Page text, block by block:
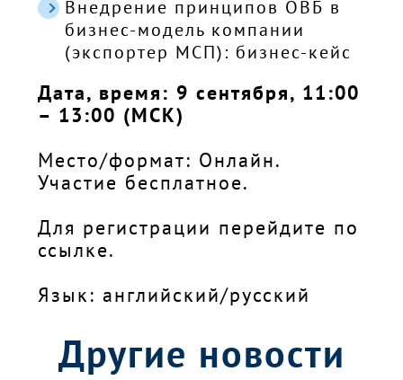
Внедрение принципов ОВБ в
бизнес-модель компании
(экспортер МСП): бизнес-кейс
Дата, время: 9 сентября, 11:00
– 13:00 (МСК)
Место/формат: Онлайн.
Участие бесплатное.
Для регистрации перейдите по
ссылке.
Язык: английский/русский
Другие новости